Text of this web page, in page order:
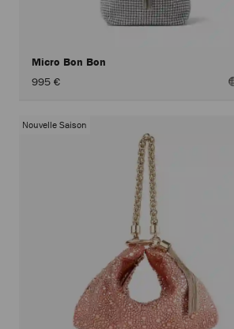
Micro Bon Bon
995 €
Nouvelle Saison